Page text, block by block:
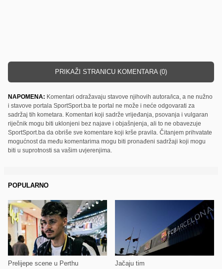
PRIKAŽI STRANICU KOMENTARA (0)
NAPOMENA: Komentari odražavaju stavove njihovih autora/ica, a ne nužno
i stavove portala SportSport.ba te portal ne može i neće odgovarati za
sadržaj tih kometara. Komentari koji sadrže vrijeđanja, psovanja i vulgaran
riječnik mogu biti uklonjeni bez najave i objašnjenja, ali to ne obavezuje
SportSport.ba da obriše sve komentare koji krše pravila. Čitanjem prihvatate
mogućnost da među komentarima mogu biti pronađeni sadržaji koji mogu
biti u suprotnosti sa vašim uvjerenjima.
POPULARNO
Prelijepe scene u Perthu Jačaju tim